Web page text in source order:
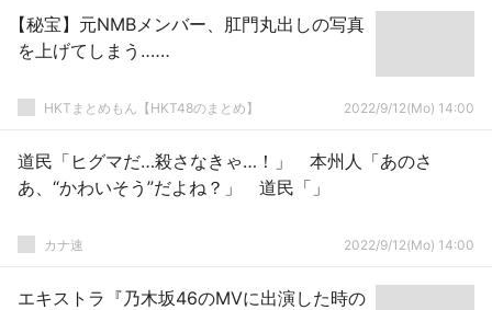
【秘宝】元NMBメンバー、肛門丸出しの写真
を上げてしまう‥‥‥
HKTまとめもん【HKT48のまとめ】 2022/9/12(Mo) 14:00
道民「ヒグマだ…殺さなきゃ…！」 本州人「あのさ
あ、“かわいそう”だよね？」 道民「」
カナ速 2022/9/12(Mo) 14:00
エキストラ『乃木坂46のMVに出演した時の